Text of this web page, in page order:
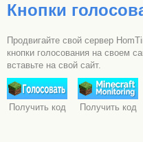
Кнопки
Продвигайте свой сервер
кнопки голосования на своем
вставьте на свой сайт.
Получить код Получить код